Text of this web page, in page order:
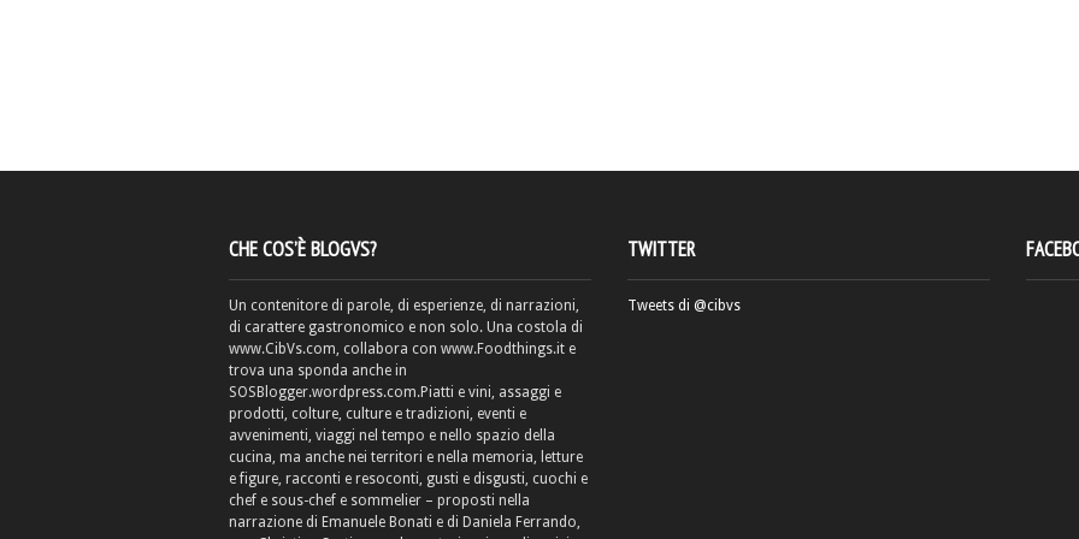
CHE COS’È BLOGVS?
Un contenitore di parole, di esperienze, di narrazioni,
di carattere gastronomico e non solo. Una costola di
www.CibVs.com, collabora con www.Foodthings.it e
trova una sponda anche in
SOSBlogger.wordpress.com.Piatti e vini, assaggi e
prodotti, colture, culture e tradizioni, eventi e
avvenimenti, viaggi nel tempo e nello spazio della
cucina, ma anche nei territori e nella memoria, letture
e figure, racconti e resoconti, gusti e disgusti, cuochi e
chef e sous-chef e sommelier – proposti nella
narrazione di Emanuele Bonati e di Daniela Ferrando,
TWITTER
Tweets di @cibvs